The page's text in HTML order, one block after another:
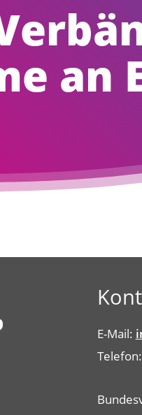
an
E-Mail:
Telefon: